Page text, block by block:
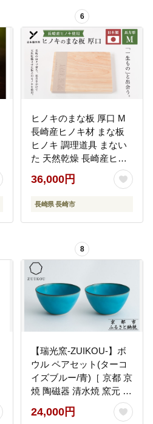
6
ヒノキのまな板 厚口 M
長崎産ヒノキ材 まな板
ヒノキ 調理道具 まない
た 天然乾燥 長崎産ヒノ
キ 抗菌作用 国産 長崎県
産
36,000円
長崎県 長崎市
8
【瑞光窯-ZUIKOU-】ボ
ウル ペアセット(ターコ
イズブルー/青)［ 京都 京
焼 陶磁器 清水焼 窯元 サ
ラダボウル 180ml 適量
サイズ おしゃれ 人気 お
24,000円